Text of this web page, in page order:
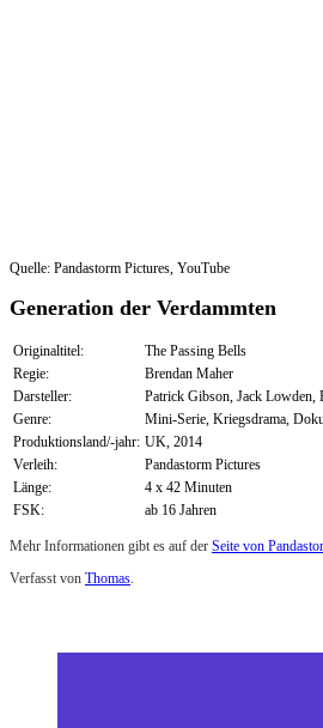
Quelle: Pandastorm Pictures, YouTube
Generation der Verdammten
Originaltitel:
The Passing Bells
Regie:
Brendan Maher
Darsteller:
Patrick Gibson, Jack Lowden,
Genre:
Mini-Serie, Kriegsdrama,
Produktionsland/-jahr: UK, 2014
Verleih:
Pandastorm Pictures
Länge:
4 x 42 Minuten
FSK:
ab 16 Jahren
Mehr Informationen gibt es auf der Seite von
Verfasst von Thomas.